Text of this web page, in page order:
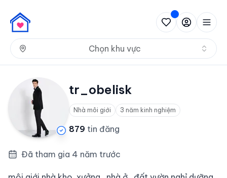
Chọn khu vực
tr_obelisk
Nhà môi giới 3 năm kinh nghiệm
879 tin đăng
Đã tham gia 4 năm trước